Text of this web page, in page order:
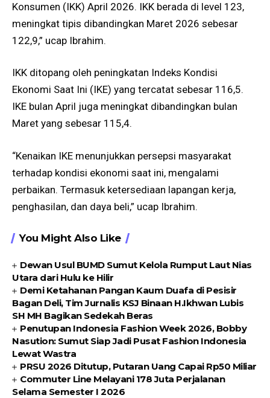
Konsumen (IKK) April 2026. IKK berada di level 123,
meningkat tipis dibandingkan Maret 2026 sebesar
122,9,” ucap Ibrahim.
IKK ditopang oleh peningkatan Indeks Kondisi
Ekonomi Saat Ini (IKE) yang tercatat sebesar 116,5.
IKE bulan April juga meningkat dibandingkan bulan
Maret yang sebesar 115,4.
“Kenaikan IKE menunjukkan persepsi masyarakat
terhadap kondisi ekonomi saat ini, mengalami
perbaikan. Termasuk ketersediaan lapangan kerja,
penghasilan, dan daya beli,” ucap Ibrahim.
You Might Also Like
Dewan Usul BUMD Sumut Kelola Rumput Laut Nias
Utara dari Hulu ke Hilir
Demi Ketahanan Pangan Kaum Duafa di Pesisir
Bagan Deli, Tim Jurnalis KSJ Binaan H.Ikhwan Lubis
SH MH Bagikan Sedekah Beras
Penutupan Indonesia Fashion Week 2026, Bobby
Nasution: Sumut Siap Jadi Pusat Fashion Indonesia
Lewat Wastra
PRSU 2026 Ditutup, Putaran Uang Capai Rp50 Miliar
Commuter Line Melayani 178 Juta Perjalanan
Selama Semester I 2026